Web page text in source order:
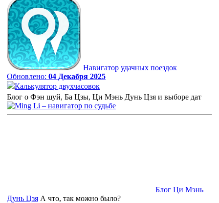
Навигатор удачных поездок
Обновлено: 04 Декабря 2025
Калькулятор двухчасовок
Блог о Фэн шуй, Ба Цзы, Ци Мэнь Дунь Цзя и выборе дат
Блог Ци Мэнь
Дунь Цзя А что, так можно было?